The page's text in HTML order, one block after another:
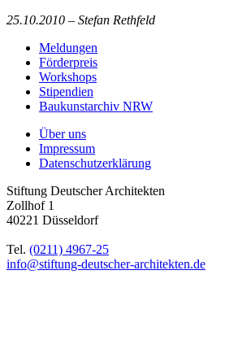
25.10.2010 – Stefan Rethfeld
Meldungen
Förderpreis
Workshops
Stipendien
Baukunstarchiv NRW
Über uns
Impressum
Datenschutzerklärung
Stiftung Deutscher Architekten
Zollhof 1
40221 Düsseldorf
Tel. (0211) 4967-25
info@stiftung-deutscher-architekten.de